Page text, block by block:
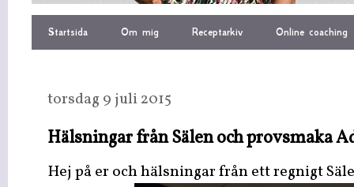
Startsida Om mig Receptarkiv Online coaching
torsdag 9 juli 2015
Hälsningar från Sälen och provsmaka
Hej på er och hälsningar från ett regnigt